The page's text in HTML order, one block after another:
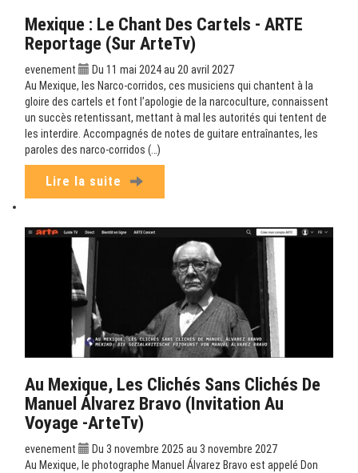
Mexique : Le Chant Des Cartels - ARTE
Reportage (sur ArteTv)
evenement
Du 11 mai 2024 au 20 avril 2027
Au Mexique, les Narco-corridos, ces musiciens qui chantent à la
gloire des cartels et font l’apologie de la narcoculture, connaissent
un succès retentissant, mettant à mal les autorités qui tentent de
les interdire. Accompagnés de notes de guitare entraînantes, les
paroles des narco-corridos (…)
Lire la suite
Au Mexique, Les Clichés Sans Clichés De
Manuel Álvarez Bravo (Invitation Au
Voyage -ArteTv)
evenement
Du 3 novembre 2025 au 3 novembre 2027
Au Mexique, le photographe Manuel Álvarez Bravo est appelé Don